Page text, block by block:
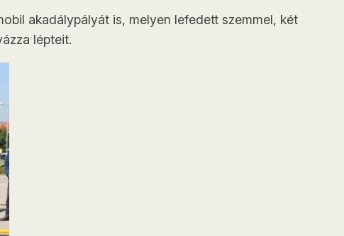
akadálypályát is, melyen lefedett szemmel, két
lépteit.